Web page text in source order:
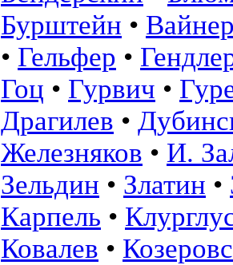
Бурштейн •
• Гельфер •
Гоц • Гурвич •
Драгилев •
Железняков • И.
Зельдин • Златин •
Карпель •
Ковалев •